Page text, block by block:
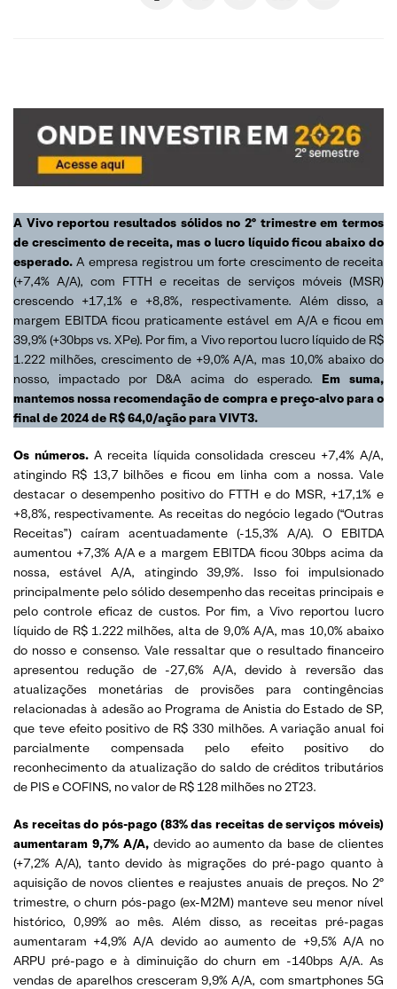
A Vivo reportou resultados sólidos no 2º trimestre em termos
de crescimento de receita, mas o lucro líquido ficou abaixo do
esperado.A empresa registrou um forte crescimento de receita
(+7,4% A/A), com FTTH e receitas de serviços móveis (MSR)
crescendo +17,1% e +8,8%, respectivamente. Além disso, a
margem EBITDA ficou praticamente estável em A/A e ficou em
39,9% (+30bps vs. XPe). Por fim, a Vivo reportou lucro líquido de R$
1.222 milhões, crescimento de +9,0% A/A, mas 10,0% abaixo do
nosso, impactado por D&A acima do esperado. Em suma,
mantemos nossa recomendação de compra e preço-alvo para o
final de 2024 de R$ 64,0/ação para VIVT3.
Os números.A receita líquida consolidada cresceu +7,4% A/A,
atingindo R$ 13,7 bilhões e ficou em linha com a nossa. Vale
destacar o desempenho positivo do FTTH e do MSR, +17,1% e
+8,8%, respectivamente. As receitas do negócio legado (“Outras
Receitas”) caíram acentuadamente (-15,3% A/A). O EBITDA
aumentou +7,3% A/A e a margem EBITDA ficou 30bps acima da
nossa, estável A/A, atingindo 39,9%. Isso foi impulsionado
principalmente pelo sólido desempenho das receitas principais e
pelo controle eficaz de custos. Por fim, a Vivo reportou lucro
líquido de R$ 1.222 milhões, alta de 9,0% A/A, mas 10,0% abaixo
do nosso e consenso. Vale ressaltar que o resultado financeiro
apresentou redução de -27,6% A/A, devido à reversão das
atualizações monetárias de provisões para contingências
relacionadas à adesão ao Programa de Anistia do Estado de SP,
que teve efeito positivo de R$ 330 milhões. A variação anual foi
parcialmente compensada pelo efeito positivo do
reconhecimento da atualização do saldo de créditos tributários
de PIS e COFINS, no valor de R$ 128 milhões no 2T23.
As receitas do pós-pago (83% das receitas de serviços móveis)
aumentaram 9,7% A/A, devido ao aumento da base de clientes
(+7,2% A/A), tanto devido às migrações do pré-pago quanto à
aquisição de novos clientes e reajustes anuais de preços. No 2º
trimestre, o churn pós-pago (ex-M2M) manteve seu menor nível
histórico, 0,99% ao mês. Além disso, as receitas pré-pagas
aumentaram +4,9% A/A devido ao aumento de +9,5% A/A no
ARPU pré-pago e à diminuição do churn em -140bps A/A. As
vendas de aparelhos cresceram 9,9% A/A, com smartphones 5G